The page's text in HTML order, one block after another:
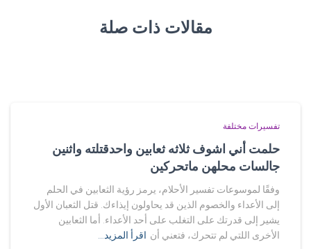
مقالات ذات صلة
تفسيرات مختلفة
حلمت أني اشوف ثلاثه ثعابين واحدقتلته واثنين
جالسات محلهن ماتحركين
وفقًا لموسوعات تفسير الأحلام، يرمز رؤية الثعابين في الحلم
إلى الأعداء والخصوم الذين قد يحاولون إيذاءك. قتل الثعبان الأول
يشير إلى قدرتك على التغلب على أحد الأعداء. أما الثعابين
الأخرى اللتي لم تتحرك، فتعني أن اقرأ المزيد…